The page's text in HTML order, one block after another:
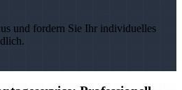
und fordern Sie Ihr individuelles